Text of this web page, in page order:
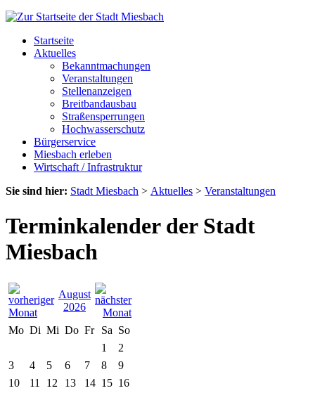
Startseite
Aktuelles
Bekanntmachungen
Veranstaltungen
Stellenanzeigen
Breitbandausbau
Straßensperrungen
Hochwasserschutz
Bürgerservice
Miesbach erleben
Wirtschaft / Infrastruktur
Sie sind hier: Stadt Miesbach > Aktuelles > Veranstaltungen
Terminkalender der Stadt
Miesbach
August
2026
Mo Di Mi Do Fr Sa So
1
2
3
4 5 6 7 8
9
10
11 12 13 14 15 16